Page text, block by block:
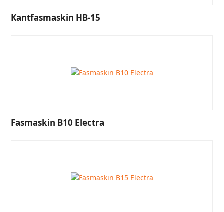
Kantfasmaskin HB-15
Fasmaskin B10 Electra